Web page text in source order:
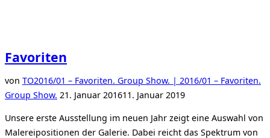
Favoriten
von TO2016/01 – Favoriten. Group Show. | 2016/01 – Favoriten.
Group Show. Veröffentlicht
21. Januar 201611. Januar 2019
Unsere erste Ausstellung im neuen Jahr zeigt eine Auswahl von
Malereipositionen der Galerie. Dabei reicht das Spektrum von